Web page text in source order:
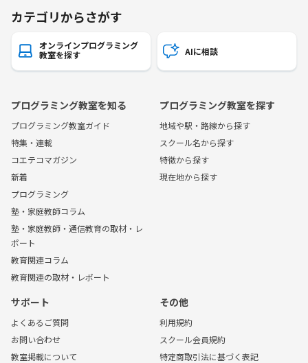
カテゴリからさがす
オンラインプログラミング
教室を探す
AIに相談
プログラミング教室を知る
プログラミング教室ガイド
特集・連載
コエテコマガジン
新着
プログラミング
塾・家庭教師コラム
塾・家庭教師・通信教育の取材・レ
ポート
教育関連コラム
教育関連の取材・レポート
プログラミング教室を探す
地域や駅・路線から探す
スクール名から探す
特徴から探す
現在地から探す
サポート
よくあるご質問
お問い合わせ
教室掲載について
その他
利用規約
スクール会員規約
特定商取引法に基づく表記